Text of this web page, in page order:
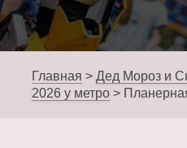
Главная > Дед Мороз и
2026 у метро >